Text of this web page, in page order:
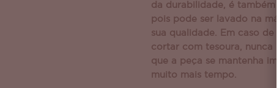
da durabilidade, é também
pois pode ser lavado na
sua qualidade. Em caso de
cortar com tesoura, nunca
que a peça se mantenha
muito mais tempo.